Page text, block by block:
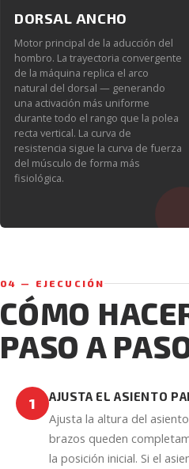
DORSAL ANCHO
Motor principal de la aducción del
hombro. La trayectoria convergente
de la máquina replica el arco
natural del dorsal — generando
una activación más uniforme
durante todo el rango que la polea
recta vertical. La curva de
resistencia sigue la curva de fuerza
del músculo de forma más
fisiológica.
04 — EJECUCIÓN
CÓMO
PASO A
1 AJUSTA EL ASIENTO
Ajusta la altura del
brazos queden
la posición inicial. Si el